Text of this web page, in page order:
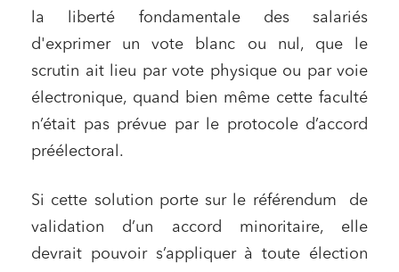
la liberté fondamentale des salariés
d'exprimer un vote blanc ou nul, que le
scrutin ait lieu par vote physique ou par voie
électronique, quand bien même cette faculté
n’était pas prévue par le protocole d’accord
préélectoral.
Si cette solution porte sur le référendum de
validation d’un accord minoritaire, elle
devrait pouvoir s’appliquer à toute élection